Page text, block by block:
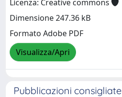
Licenza: Creative commons
Dimensione 247.36 kB
Formato Adobe PDF
Visualizza/Apri
Pubblicazioni consigliate